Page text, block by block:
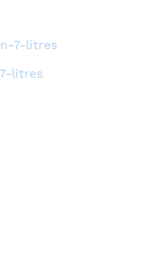
litres